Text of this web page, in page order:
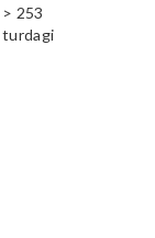
> 253
turdagi